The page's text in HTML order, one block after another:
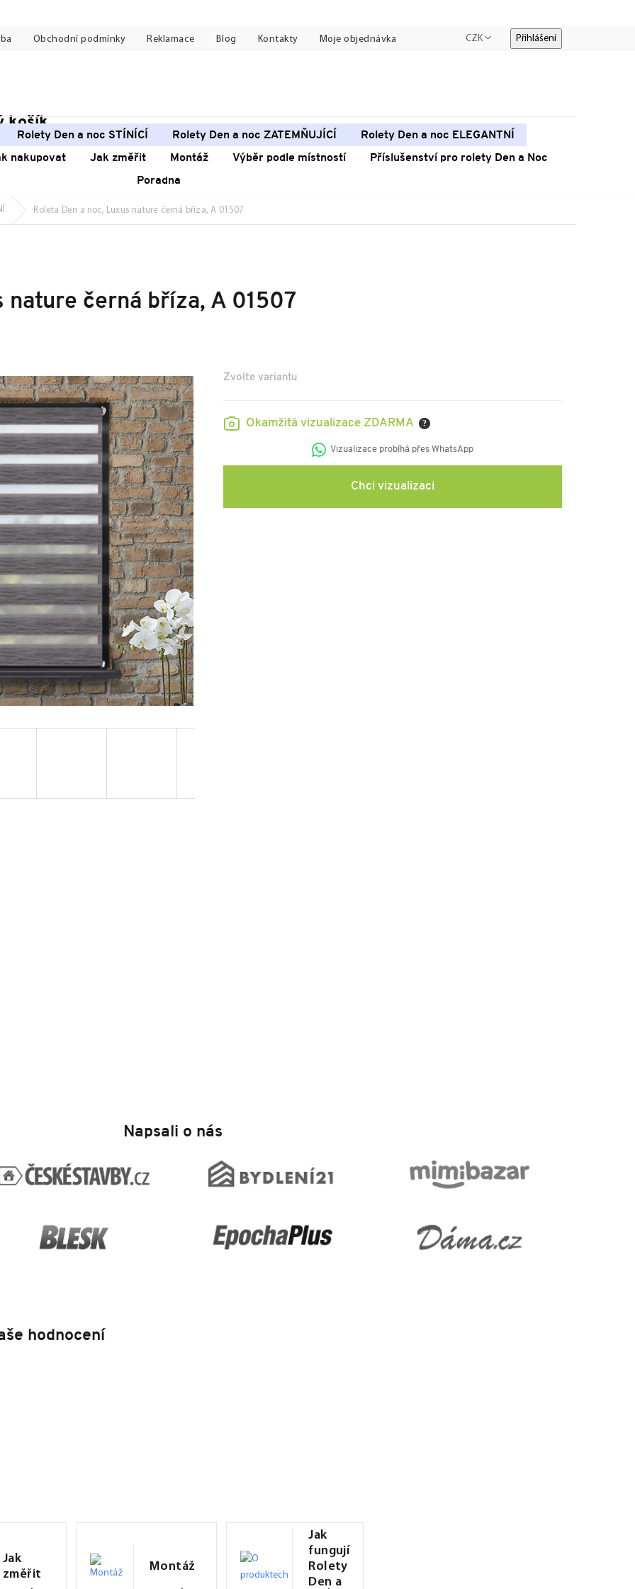
Obchodní podmínky Reklamace Blog Kontakty Moje objednávka CZK Přihlášení
košík
Rolety Den a noc STÍNÍCÍ Rolety Den a noc ZATEMŇUJÍCÍ
Rolety Den a noc ELEGANTNÍ
nakupovat Jak změřit Montáž Výběr podle místností
Příslušenství pro rolety Den a Noc
Poradna
Roleta Den a noc, Luxus nature černá bříza, A 01507
nature černá bříza, A 01507
Zvolte variantu
Okamžitá vizualizace ZDARMA ?
Vizualizace probíhá přes WhatsApp
Chci vizualizaci
Napsali o nás
Jak
změřit
Montáž
Jak
fungují
Rolety
Den a
hodnocení